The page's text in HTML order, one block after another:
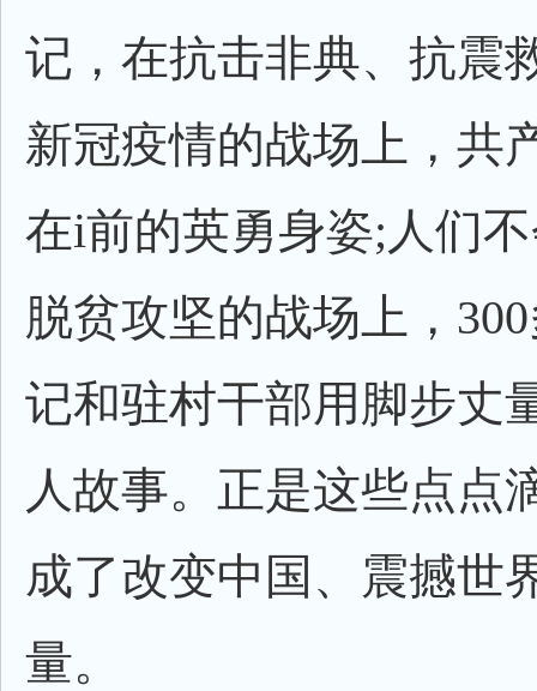
记，在抗击非典、抗震
新冠疫情的战场上，共
在i前的英勇身姿;人们
脱贫攻坚的战场上，
记和驻村干部用脚步丈
人故事。正是这些点点
成了改变中国、震撼世
量。